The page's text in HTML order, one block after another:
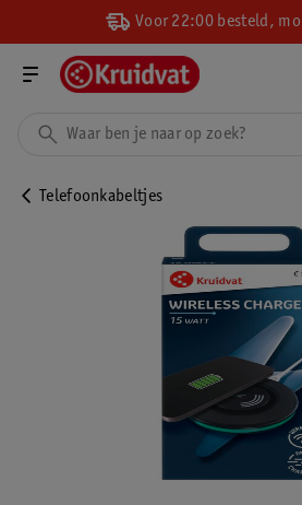
Voor 22:00 besteld,
Telefoonkabeltjes